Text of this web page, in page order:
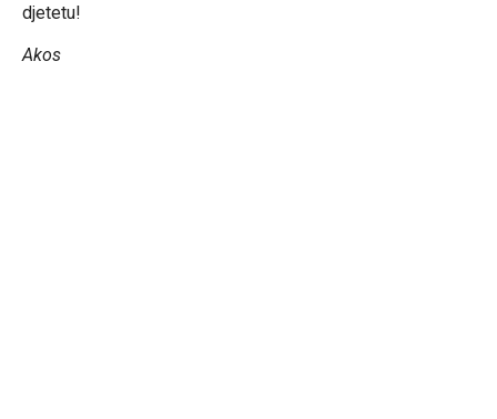
djetetu!
Akos